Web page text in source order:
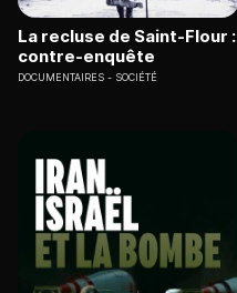
La recluse de Saint-Flour :
contre-enquête
DOCUMENTAIRES SOCIÉTÉ